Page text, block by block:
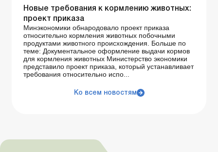
Новые требования к кормлению животных:
проект приказа
Минэкономики обнародовало проект приказа
относительно кормления животных побочными
продуктами животного происхождения. Больше по
теме: Документальное оформление выдачи кормов
для кормления животных Министерство экономики
представило проект приказа, который устанавливает
требования относительно испо...
Ко всем новостям